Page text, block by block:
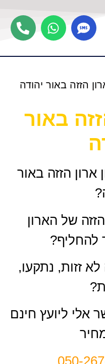
הזזה באור יהודה
באור
ארון הזזה באור
של הארון
להחליף?
זזות, נתקעו,
אלי ליועץ חינם
050-